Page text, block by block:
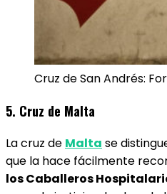
Cruz de San Andrés:
5. Cruz de Malta
La cruz de Malta se
que la hace fácilmente
los Caballeros